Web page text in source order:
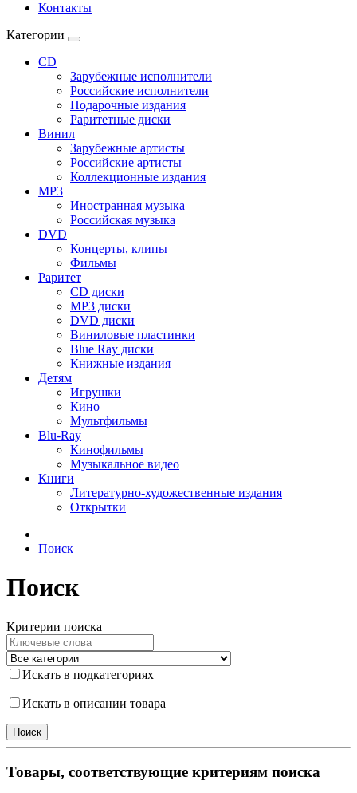
Контакты
Категории
CD
Зарубежные исполнители
Российские исполнители
Подарочные издания
Раритетные диски
Винил
Зарубежные артисты
Российские артисты
Коллекционные издания
MP3
Иностранная музыка
Российская музыка
DVD
Концерты, клипы
Фильмы
Раритет
CD диски
MP3 диски
DVD диски
Виниловые пластинки
Blue Ray диски
Книжные издания
Детям
Игрушки
Кино
Мультфильмы
Blu-Ray
Кинофильмы
Музыкальное видео
Книги
Литературно-художественные издания
Открытки
Поиск
Поиск
Критерии поиска
Искать в подкатегориях
Искать в описании товара
Товары, соответствующие критериям поиска